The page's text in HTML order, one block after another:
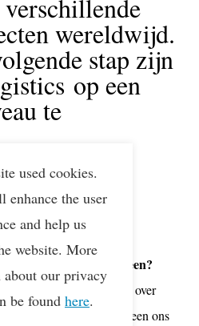
verschillende
wereldwijd.
stap zijn
op een
te
met Lean and Green?
al veel vernomen over
kans die Lean and Green ons
used cookies.
enhance the user
and help us
website. More
our privacy
be found here.